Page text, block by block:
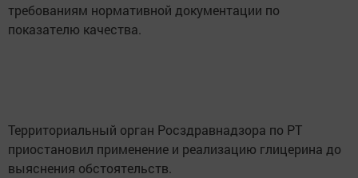
требованиям нормативной документации по
показателю качества.
Территориальный орган Росздравнадзора по РТ
приостановил применение и реализацию глицерина до
выяснения обстоятельств.